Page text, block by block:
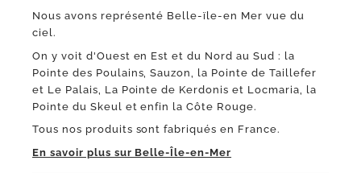
Nous avons représenté Belle-ïle-en Mer vue du
ciel.
On y voit d'Ouest en Est et du Nord au Sud : la
Pointe des Poulains, Sauzon, la Pointe de Taillefer
et Le Palais, La Pointe de Kerdonis et Locmaria, la
Pointe du Skeul et enfin la Côte Rouge.
Tous nos produits sont fabriqués en France.
En savoir plus sur Belle-Île-en-Mer